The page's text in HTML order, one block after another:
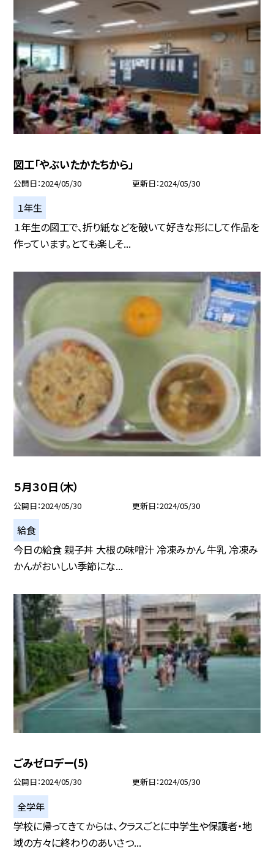
図工「やぶいたかたちから」
公開日 2024/05/30 更新日 2024/05/30
１年生
１年生の図工で、折り紙などを破いて好きな形にして作品を
作っています。とても楽しそ...
５月３０日（木）
公開日 2024/05/30 更新日 2024/05/30
給食
今日の給食 親子丼 大根の味噌汁 冷凍みかん 牛乳 冷凍み
かんがおいしい季節にな...
ごみゼロデー(5)
公開日 2024/05/30 更新日 2024/05/30
全学年
学校に帰ってきてからは、クラスごとに中学生や保護者・地
域の方々に終わりのあいさつ...